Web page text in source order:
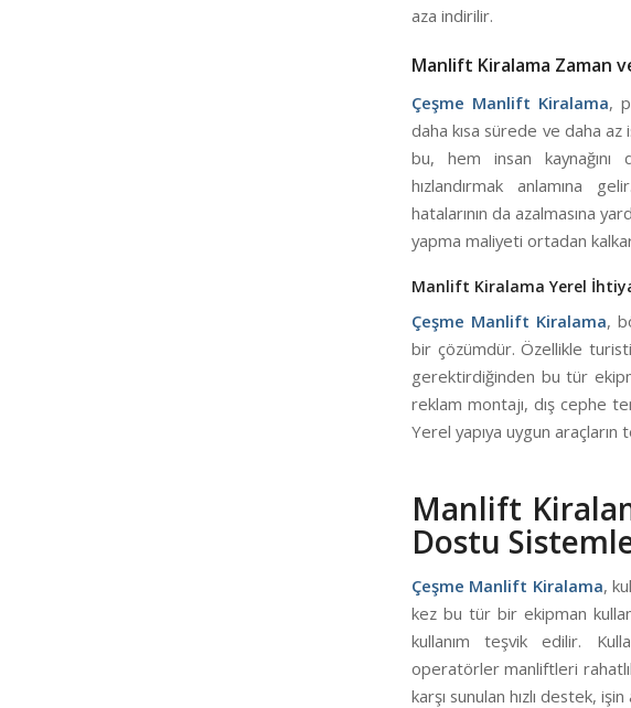
aza indirilir.
Manlift Kiralama Zaman
Çeşme Manlift Kiralama,
daha kısa sürede ve daha
bu, hem insan
hızlandırmak anlamına
hatalarının da azalmasına
yapma maliyeti ortadan
Manlift Kiralama Yerel
Çeşme Manlift Kiralama,
bir çözümdür. Özellikle
gerektirdiğinden bu tür
reklam montajı, dış cephe
Yerel yapıya uygun
Manlift
Dostu
Çeşme Manlift Kiralama,
kez bu tür bir ekipman
kullanım teşvik edilir.
operatörler manliftleri
karşı sunulan hızlı destek,